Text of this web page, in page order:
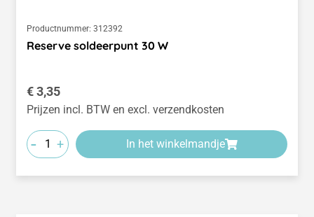
Productnummer: 312392
Reserve soldeerpunt 30 W
Normale prijs:
€ 3,35
Prijzen incl. BTW en excl. verzendkosten
- + In het winkelmandje